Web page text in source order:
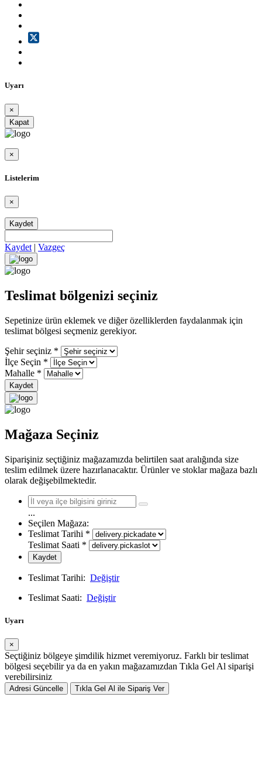
Uyarı
×
Kapat
×
Listelerim
×
Kaydet
Kaydet | Vazgeç
Teslimat bölgenizi seçiniz
Sepetinize ürün eklemek ve diğer özelliklerden faydalanmak için
teslimat bölgesi seçmeniz gerekiyor.
Şehir seçiniz *
İlçe Seçin *
Mahalle *
Kaydet
Mağaza Seçiniz
Siparişiniz seçtiğiniz mağazamızda belirtilen saat aralığında size
teslim edilmek üzere hazırlanacaktır. Ürünler ve stoklar mağaza bazlı
olarak değişebilmektedir.
...
Seçilen Mağaza:
Teslimat Tarihi *
Teslimat Saati *
Kaydet
Teslimat Tarihi: Değiştir
Teslimat Saati: Değiştir
Uyarı
×
Seçtiğiniz bölgeye şimdilik hizmet veremiyoruz. Farklı bir teslimat
bölgesi seçebilir ya da en yakın mağazamızdan Tıkla Gel Al siparişi
verebilirsiniz
Adresi Güncelle Tıkla Gel Al ile Sipariş Ver